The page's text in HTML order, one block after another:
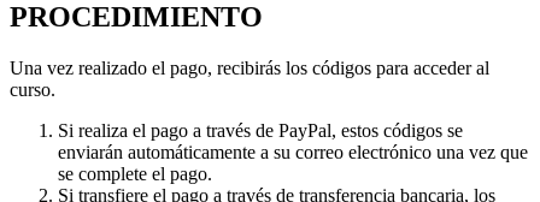
PROCEDIMIENTO
Una vez realizado el pago, recibirás los códigos para acceder al
curso.
Si realiza el pago a través de PayPal, estos códigos se
enviarán automáticamente a su correo electrónico una vez que
se complete el pago.
Si transfiere el pago a través de transferencia bancaria, los